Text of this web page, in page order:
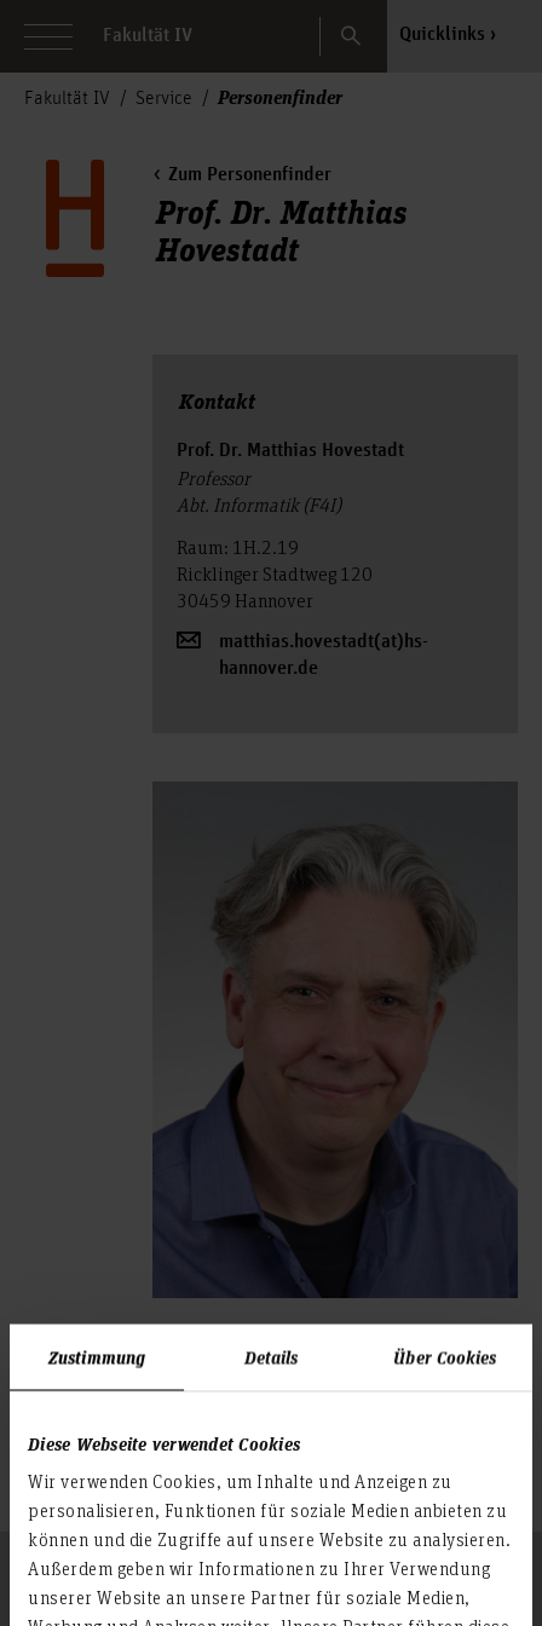
Zustimmung Details Über Cookies
Diese Webseite verwendet Cookies
Wir verwenden Cookies, um Inhalte und Anzeigen zu
personalisieren, Funktionen für soziale Medien anbieten zu
können und die Zugriffe auf unsere Website zu analysieren.
Außerdem geben wir Informationen zu Ihrer Verwendung
unserer Website an unsere Partner für soziale Medien,
Fakultät IV Search Quicklinks
Fakultät IV Service Personenfinder
Zum Personenfinder
Prof. Dr. Matthias
Hovestadt
Kontakt
Prof. Dr. Matthias Hovestadt
Professor
Abt. Informatik (F4I)
Raum: 1H.2.19
Ricklinger Stadtweg 120
30459 Hannover
matthias.hovestadt(at)hs-
hannover.de
HsH-Gremien
Mitglied im Prüfungsausschuss der Abteilung Informatik
Zum Seitenanfang
Folgen Sie uns